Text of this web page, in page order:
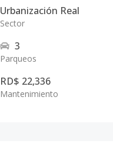
Urbanización Real
Sector
3
Parqueos
RD$ 22,336
Mantenimiento